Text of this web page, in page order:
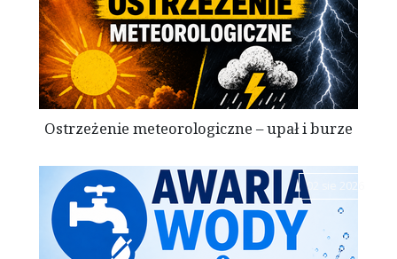
Ostrzeżenie meteorologiczne – upał i burze
02 sie 2026